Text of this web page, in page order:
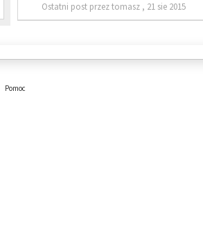
Ostatni post przez tomasz , 21 sie 2015
Pomoc